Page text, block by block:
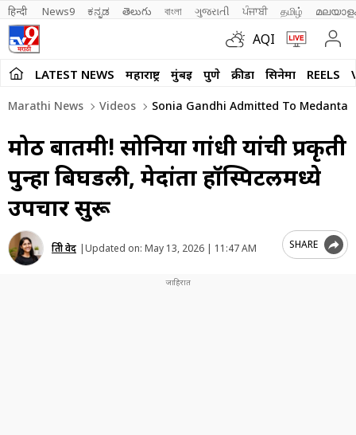
हिन्दी News9 ಕನ್ನಡ తెలుగు বাংলা ગુજરાતી ਪੰਜਾਬੀ தமிழ்
AQI
LATEST NEWS महाराष्ट्र मुंबई पुणे क्रीडा सिनेमा REELS
Marathi News Videos Sonia Gandhi Admitted To Medanta
मोठी बातमी! सोनिया गांधी यांची प्रकृती
पुन्हा बिघडली, मेदांता हॉस्पिटलमध्ये
उपचार सुरू
प्रिती वेद |Updated on: May 13, 2026 | 11:47 AM SHARE